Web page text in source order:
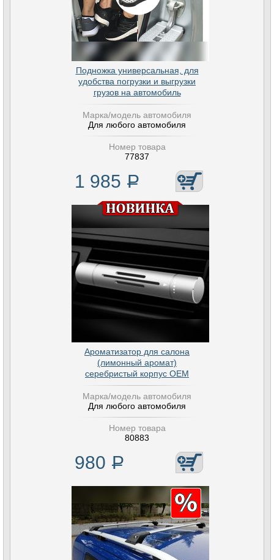
Подножка универсальная, для
удобства погрузки и выгрузки
грузов на автомобиль
Марка/модель автомобиля
Для любого автомобиля
Номер товара
77837
1 985 Р
Ароматизатор для салона
(лимонный аромат)
серебристый корпус OEM
Марка/модель автомобиля
Для любого автомобиля
Номер товара
80883
980 Р